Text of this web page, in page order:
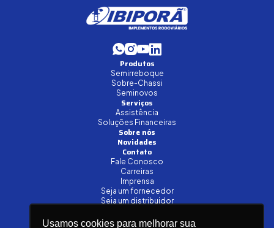
Usamos cookies para melhorar sua
Produtos
Semirreboque
Sobre-Chassi
Seminovos
Serviços
Assistência
Soluções Financeiras
Sobre nós
Novidades
Contato
Fale Conosco
Carreiras
Imprensa
Seja um fornecedor
Seja um distribuidor